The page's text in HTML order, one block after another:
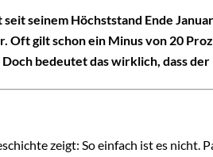
seinem Höchststand Ende
Oft gilt schon ein Minus von 20
bedeutet das wirklich, dass
zeigt: So einfach ist es nicht.